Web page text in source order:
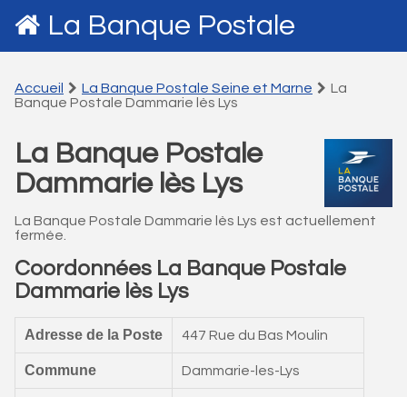
La Banque Postale
Accueil La Banque Postale Seine et Marne
La
Banque Postale Dammarie lès Lys
La Banque Postale
Dammarie lès Lys
La Banque Postale Dammarie lès Lys est actuellement
fermée.
Coordonnées La Banque Postale
Dammarie lès Lys
Adresse de la Poste 447 Rue du Bas Moulin
Commune Dammarie-les-Lys